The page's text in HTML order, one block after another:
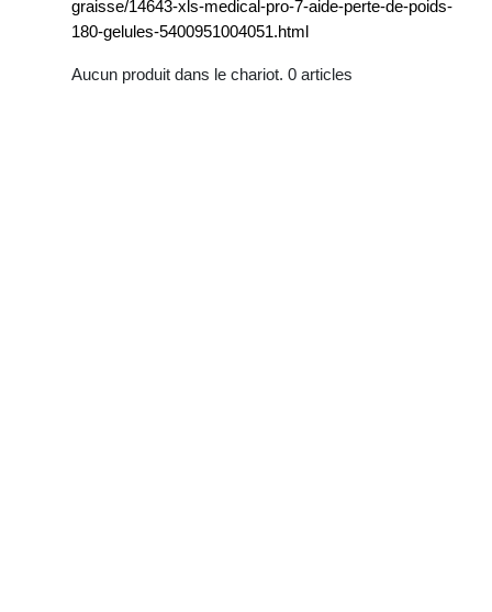
graisse/14643-xls-medical-pro-7-aide-perte-de-poids-
180-gelules-5400951004051.html
Aucun produit dans le chariot. 0 articles